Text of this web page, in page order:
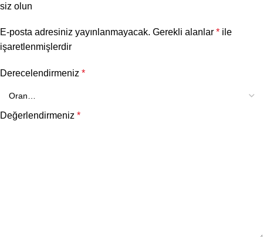
siz olun
E-posta adresiniz yayınlanmayacak. Gerekli alanlar * ile
işaretlenmişlerdir
Derecelendirmeniz *
Değerlendirmeniz *